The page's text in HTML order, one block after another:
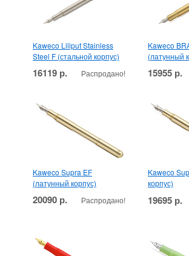
Kaweco Liliput Stainless
Steel F (стальной корпус)
16119 р. Распродано!
Kaweco
(латунный
15955 р.
Kaweco Supra EF
(латунный корпус)
20090 р. Распродано!
Kaweco
корпус)
19695 р.